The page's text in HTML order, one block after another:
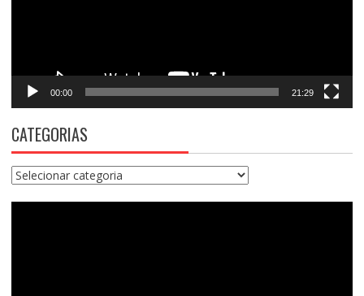
00:00 21:29
CATEGORIAS
Categorias